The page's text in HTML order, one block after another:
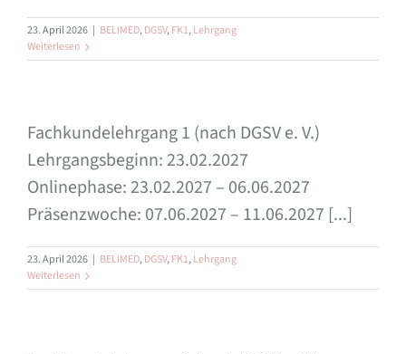
23. April 2026 | BELIMED,DGSV,FK1,Lehrgang
Weiterlesen
Fachkundelehrgang 1 (nach DGSV e. V.)
Lehrgangsbeginn: 23.02.2027
Onlinephase: 23.02.2027 – 06.06.2027
Präsenzwoche: 07.06.2027 – 11.06.2027 [...]
23. April 2026 | BELIMED,DGSV,FK1,Lehrgang
Weiterlesen